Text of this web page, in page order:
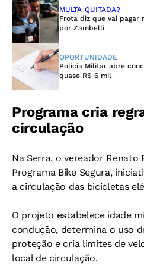
MULTA QUITADA?
Frota diz que vai pagar
por Zambelli
OPORTUNIDADE
Polícia Militar abre
quase R$ 6 mil
Programa cria
circulação
Na Serra, o vereador Renato
Programa Bike Segura,
a circulação das bicicletas
O projeto estabelece idade
condução, determina o uso
proteção e cria limites de
local de circulação.